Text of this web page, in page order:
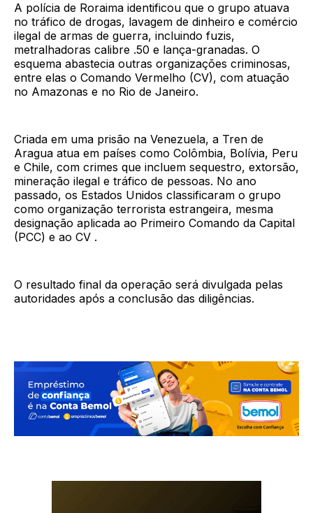
A polícia de Roraima identificou que o grupo atuava
no tráfico de drogas, lavagem de dinheiro e comércio
ilegal de armas de guerra, incluindo fuzis,
metralhadoras calibre .50 e lança-granadas. O
esquema abastecia outras organizações criminosas,
entre elas o Comando Vermelho (CV), com atuação
no Amazonas e no Rio de Janeiro.
Criada em uma prisão na Venezuela, a Tren de
Aragua atua em países como Colômbia, Bolívia, Peru
e Chile, com crimes que incluem sequestro, extorsão,
mineração ilegal e tráfico de pessoas. No ano
passado, os Estados Unidos classificaram o grupo
como organização terrorista estrangeira, mesma
designação aplicada ao Primeiro Comando da Capital
(PCC) e ao CV .
O resultado final da operação será divulgada pelas
autoridades após a conclusão das diligências.